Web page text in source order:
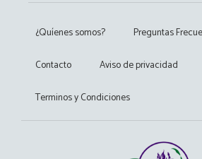
¿Quíenes somos? Preguntas
Contacto Aviso de privacidad
Terminos y Condiciones